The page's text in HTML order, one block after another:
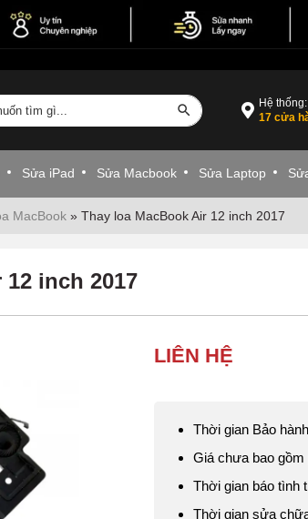
Hệ thống:
17 cửa
Sửa iPad Sửa Macbook Sửa Laptop
MacBook » Thay loa MacBook Air 12 inch 2017
inch 2017
LIÊN HỆ
Thời gian Bảo
Giá chưa bao gồm
Thời gian báo tình
Thời gian sửa